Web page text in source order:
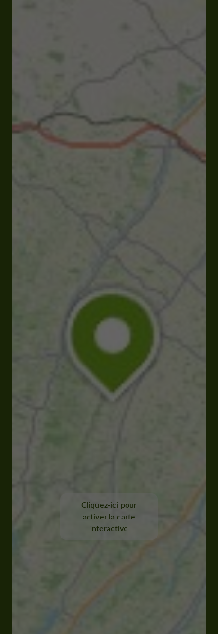
Cliquez-ici pour
activer la carte
interactive